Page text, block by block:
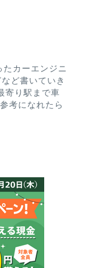
カーエンジニ
ど書いていき
寄り駅まで車
考になれたら